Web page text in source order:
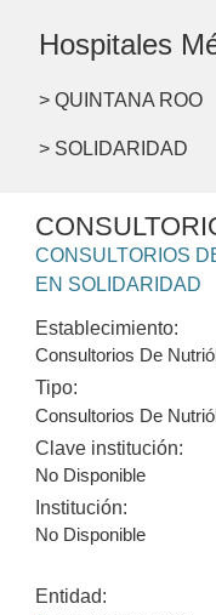
Hospitales
> QUINTANA ROO
> SOLIDARIDAD
CONSULTORIOS
EN SOLIDARIDAD
Establecimiento:
Consultorios De
Tipo:
Consultorios De
Clave institución:
No Disponible
Institución:
No Disponible
Entidad: